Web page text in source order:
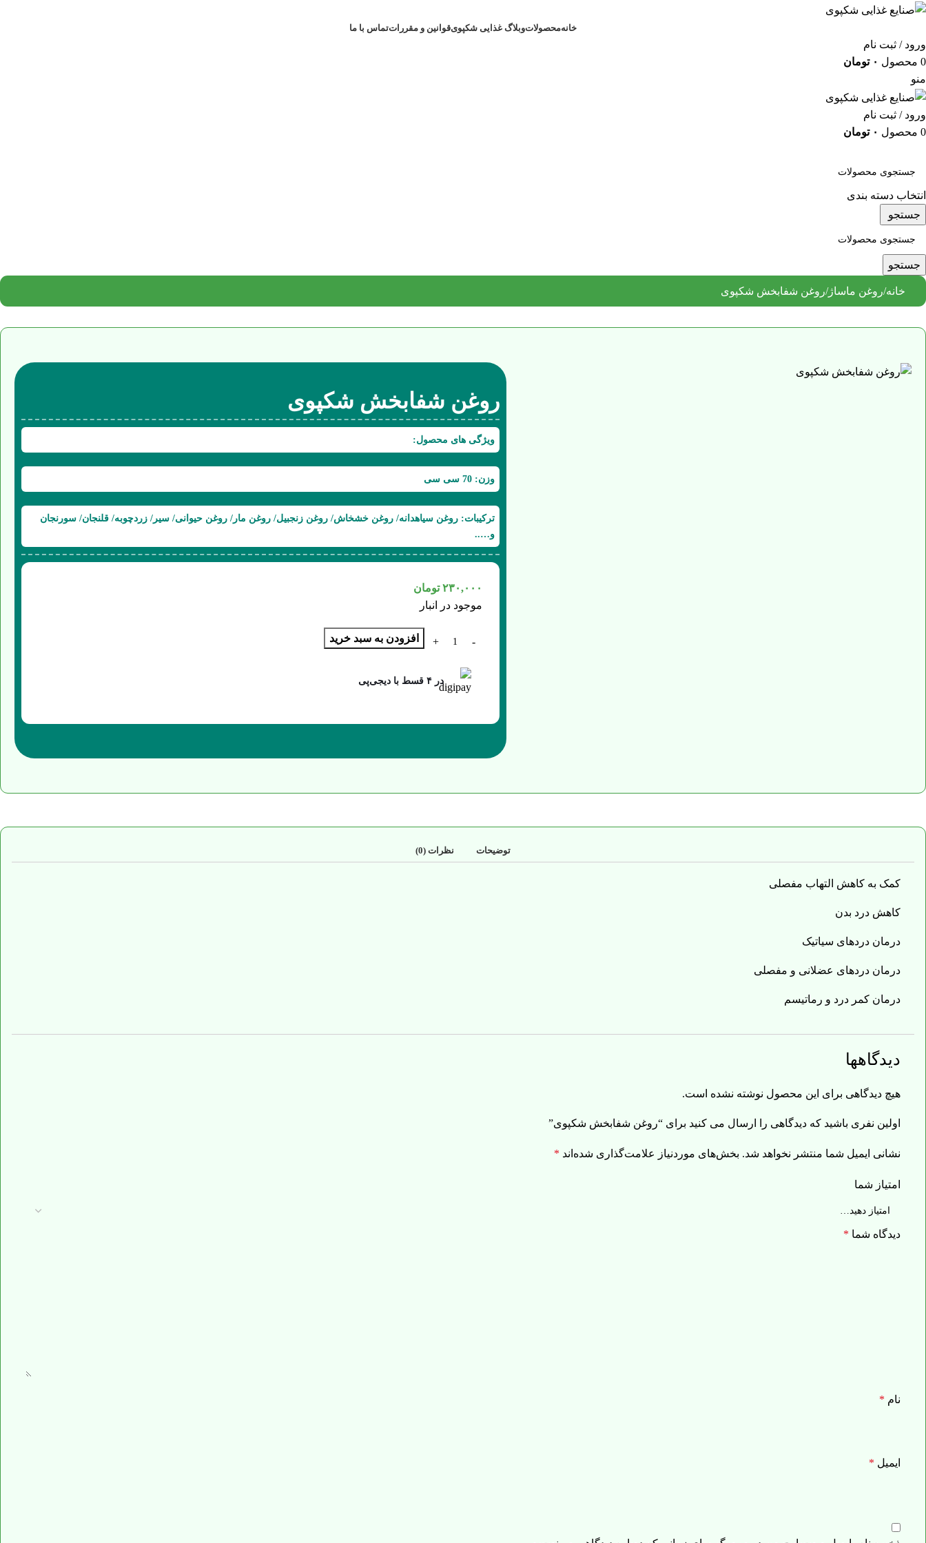
خانهمحصولاتوبلاگ غذایی شکپویقوانین و مقرراتتماس با ما
ورود / ثبت نام
0 محصول ۰ تومان
منو
ورود / ثبت نام
0 محصول ۰ تومان
انتخاب دسته بندی
جستجو
جستجو
خانه روغن ماساژ روغن شفابخش شکپوی
روغن شفابخش شکپوی
ویژگی های محصول:
وزن: 70 سی سی
ترکیبات: روغن سیاهدانه/ روغن خشخاش/ روغن زنجبیل/ روغن مار/ روغن حیوانی/ سیر/ زردچوبه/ قلنجان/ سورنجان
و…..
۲۳۰,۰۰۰ تومان
موجود در انبار
افزودن به سبد خرید
در ۴ قسط با دیجی‌پی
توضیحات نظرات (0)
کمک به کاهش التهاب مفصلی
کاهش درد بدن
درمان دردهای سیاتیک
درمان دردهای عضلانی و مفصلی
درمان کمر درد و رماتیسم
دیدگاهها
هیچ دیدگاهی برای این محصول نوشته نشده است.
اولین نفری باشید که دیدگاهی را ارسال می کنید برای “روغن شفابخش شکپوی”
نشانی ایمیل شما منتشر نخواهد شد. بخش‌های موردنیاز علامت‌گذاری شده‌اند *
امتیاز شما
دیدگاه شما *
نام *
ایمیل *